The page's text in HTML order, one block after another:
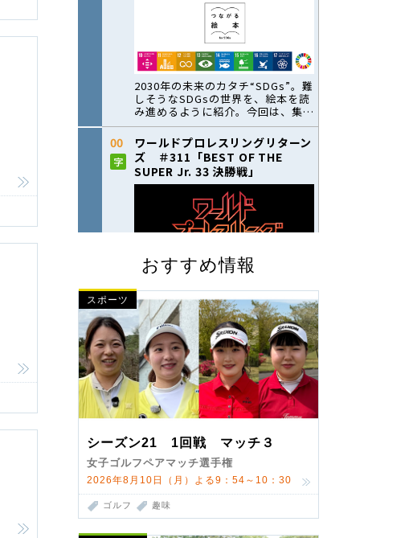
おすすめ情報
スポーツ
シーズン21 1回戦 マッチ３
女子ゴルフペアマッチ選手権
2026年8月10日（月）よる9：54～10：30
ゴルフ 趣味